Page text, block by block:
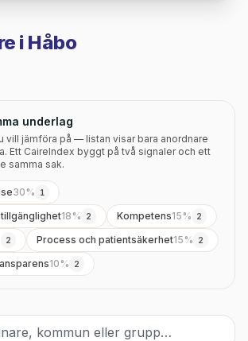
i Håbo
underlag
vill jämföra på — listan visar bara anordnare
Ett CaireIndex byggt på två signaler och ett
samma sak.
30 % 1
18 % 2 Kompetens15 % 2
2 Process och patientsäkerhet15 % 2
10 % 2